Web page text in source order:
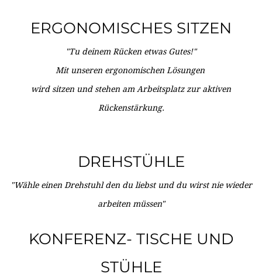
ERGONOMISCHES SITZEN
"Tu deinem Rücken etwas Gutes!"
Mit unseren ergonomischen Lösungen
wird sitzen und stehen am Arbeitsplatz zur aktiven
Rückenstärkung.
DREHSTÜHLE
"Wähle einen Drehstuhl den du liebst und du wirst nie wieder
arbeiten müssen"
KONFERENZ- TISCHE UND
STÜHLE